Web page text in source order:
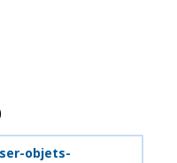
objets-